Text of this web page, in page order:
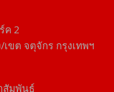
ค​ 2
ขต​ จตุจักร​ กรุงเทพฯ
สัมพันธ์